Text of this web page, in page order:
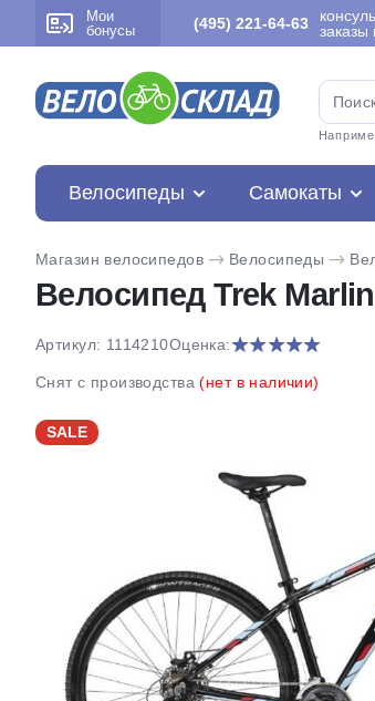
Мои
бонусы
(495) 221-64-63
заказы
Велосипеды Самокаты
Магазин велосипедов Велосипеды
Велосипед Trek
Артикул: 1114210Оценка:
Снят с производства(нет в наличии)
SALE